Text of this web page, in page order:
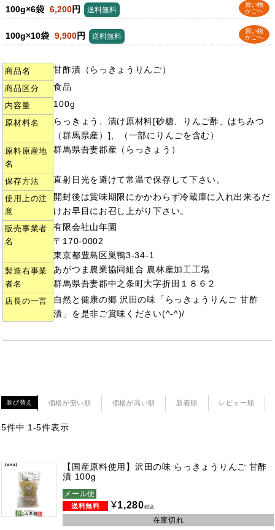
100g×6袋 6,200円
買い物
かごへ
送料無料
100g×10袋 9,900円
買い物
かごへ
送料無料
商品名 甘酢漬（らっきょうりんご）
商品区分 食品
内容量 100g
原材料名
らっきょう、漬け原材料[砂糖、りんご酢、はちみつ
（群馬県産）]、（一部にりんごを含む）
原料原産地
名
群馬県吾妻郡産（らっきょう）
保存方法 直射日光を避けて常温で保存して下さい。
使用上の注
意
開封後は賞味期限にかかわらず冷蔵庫に入れ出来るだ
けお早目にお召し上がり下さい。
販売事業者
名
有限会社山年園
〒170-0002
東京都豊島区巣鴨3-34-1
製造右事業
者名
あがつま農業協同組合 農林産加工工場
群馬県吾妻郡中之条町大字折田１８６２
店長の一言
自然と健康の郷 沢田の味「らっきょうりんご 甘酢
漬」を是非ご賞味ください(^-^)/
並び替え 価格が安い順 価格が高い順 新着順 レビュー順
5件中 1 -5件表示
【国産原料使用】沢田の味 らっきょうりんご 甘酢
漬 100g
メール便
¥1,280税込
在庫切れ